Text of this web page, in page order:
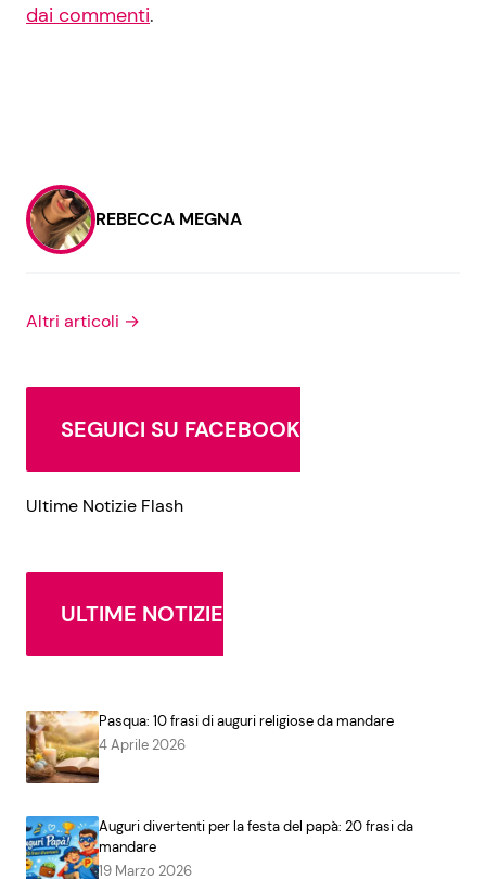
dai commenti.
REBECCA MEGNA
Altri articoli →
SEGUICI SU FACEBOOK
Ultime Notizie Flash
ULTIME NOTIZIE
Pasqua: 10 frasi di auguri religiose da mandare
4 Aprile 2026
Auguri divertenti per la festa del papà: 20 frasi da
mandare
19 Marzo 2026